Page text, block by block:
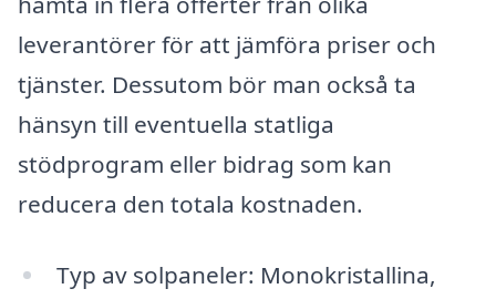
leverantörer för att jämföra priser och
tjänster. Dessutom bör man också ta
hänsyn till eventuella statliga
stödprogram eller bidrag som kan
reducera den totala kostnaden.
Typ av solpaneler: Monokristallina,